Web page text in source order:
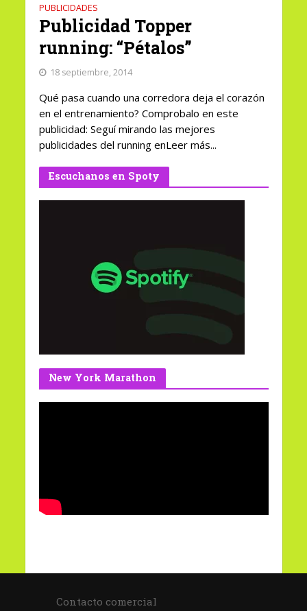
PUBLICIDADES
Publicidad Topper
running: “Pétalos”
18 septiembre, 2014
Qué pasa cuando una corredora deja el corazón
en el entrenamiento? Comprobalo en este
publicidad: Seguí mirando las mejores
publicidades del running enLeer más...
Escuchanos en Spoty
New York Marathon
Contacto comercial